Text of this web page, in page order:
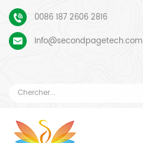
0086 187 2606 2816
Info@secondpagetech.com